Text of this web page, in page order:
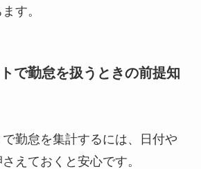
す。
で勤怠を扱うときの前提知
勤怠を集計するには、日付や
えておくと安心です。